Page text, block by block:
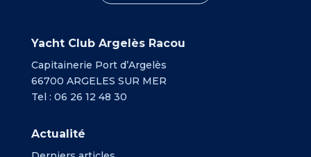
Yacht Club Argelès Racou
Capitainerie Port d’Argelès
66700 ARGELES SUR MER
Tel : 06 26 12 48 30
Actualité